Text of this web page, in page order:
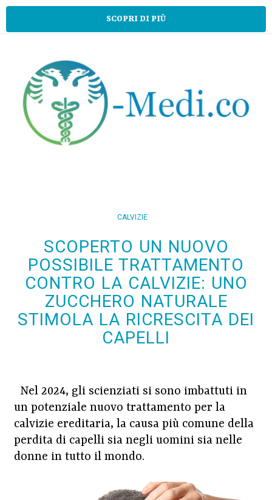
SCOPRI DI PIÙ
CALVIZIE
SCOPERTO UN NUOVO
POSSIBILE TRATTAMENTO
CONTRO LA CALVIZIE: UNO
ZUCCHERO NATURALE
STIMOLA LA RICRESCITA DEI
CAPELLI
Nel 2024, gli scienziati si sono imbattuti in
un potenziale nuovo trattamento per la
calvizie ereditaria, la causa più comune della
perdita di capelli sia negli uomini sia nelle
donne in tutto il mondo.